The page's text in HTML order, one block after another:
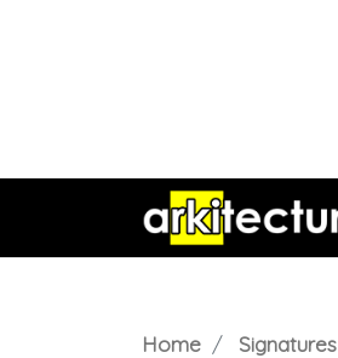
Home Signatures